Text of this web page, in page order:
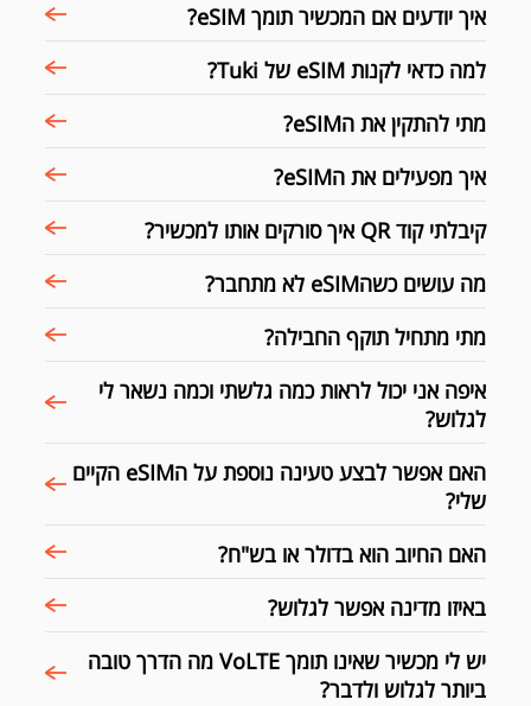
איך יודעים אם המכשיר תומך eSIM?
למה כדאי לקנות eSIM של Tuki?
מתי להתקין את הeSIM?
איך מפעילים את הeSIM?
קיבלתי קוד QR איך סורקים אותו למכשיר?
מה עושים כשהeSIM לא מתחבר?
מתי מתחיל תוקף החבילה?
איפה אני יכול לראות כמה גלשתי וכמה נשאר לי
לגלוש?
האם אפשר לבצע טעינה נוספת על הeSIM הקיים
שלי?
האם החיוב הוא בדולר או בש"ח?
באיזו מדינה אפשר לגלוש?
יש לי מכשיר שאינו תומך VoLTE מה הדרך טובה
ביותר לגלוש ולדבר?